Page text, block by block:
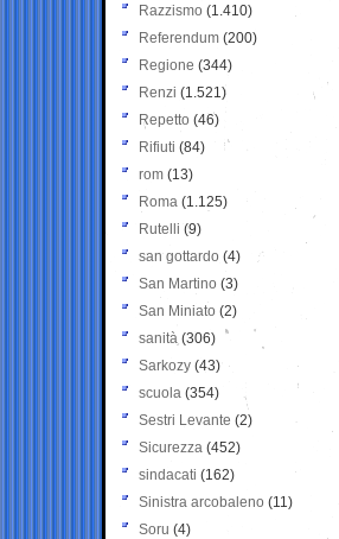
Razzismo (1.410)
Referendum (200)
Regione (344)
Renzi (1.521)
Repetto (46)
Rifiuti (84)
rom (13)
Roma (1.125)
Rutelli (9)
san gottardo (4)
San Martino (3)
San Miniato (2)
sanità (306)
Sarkozy (43)
scuola (354)
Sestri Levante (2)
Sicurezza (452)
sindacati (162)
Sinistra arcobaleno (11)
Soru (4)